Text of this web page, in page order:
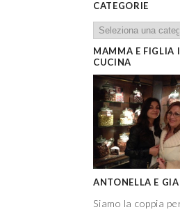
CATEGORIE
MAMMA E FIGLIA
CUCINA
ANTONELLA E
Siamo la coppia